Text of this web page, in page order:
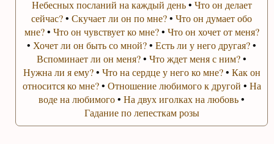
Небесных посланий на каждый день• Что он делает
сейчас?•Скучает ли он по мне?•Что он думает обо
мне?• Что он чувствует ко мне?• Что он хочет от меня?
• Хочет ли он быть со мной?•Есть ли у него другая?•
Вспоминает ли он меня?•Что ждет меня с ним?•
Нужна ли я ему?• Что на сердце у него ко мне?• Как он
относится ко мне?• Отношение любимого к другой • На
воде на любимого•На двух иголках на любовь•
Гадание по лепесткам розы